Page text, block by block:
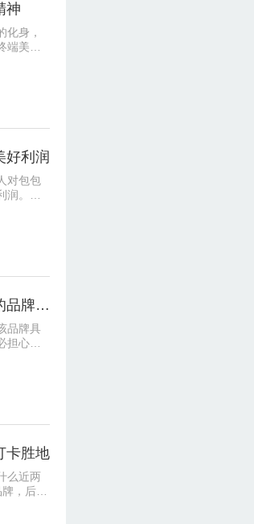
神
化身，
美和
好利润
对包包
。班
班卡奴皮具包包加盟前景广阔 能给加盟店带来较大的品牌效应
品牌具
担心
卡胜地
么近两
，后期